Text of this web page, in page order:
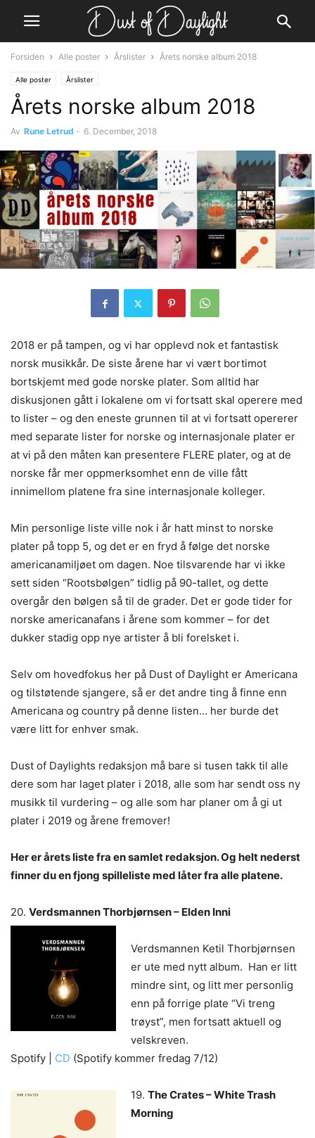
Forsiden Alle poster Årslister Årets norske album 2018
Alle poster Årslister
Årets norske album 2018
Av Rune Letrud - 6. December, 2018
2018 er på tampen, og vi har opplevd nok et fantastisk
norsk musikkår. De siste årene har vi vært bortimot
bortskjemt med gode norske plater. Som alltid har
diskusjonen gått i lokalene om vi fortsatt skal operere med
to lister – og den eneste grunnen til at vi fortsatt opererer
med separate lister for norske og internasjonale plater er
at vi på den måten kan presentere FLERE plater, og at de
norske får mer oppmerksomhet enn de ville fått
innimellom platene fra sine internasjonale kolleger.
Min personlige liste ville nok i år hatt minst to norske
plater på topp 5, og det er en fryd å følge det norske
americanamiljøet om dagen. Noe tilsvarende har vi ikke
sett siden “Rootsbølgen” tidlig på 90-tallet, og dette
overgår den bølgen så til de grader. Det er gode tider for
norske americanafans i årene som kommer – for det
dukker stadig opp nye artister å bli forelsket i.
Selv om hovedfokus her på Dust of Daylight er Americana
og tilstøtende sjangere, så er det andre ting å finne enn
Americana og country på denne listen… her burde det
være litt for enhver smak.
Dust of Daylights redaksjon må bare si tusen takk til alle
dere som har laget plater i 2018, alle som har sendt oss ny
musikk til vurdering – og alle som har planer om å gi ut
plater i 2019 og årene fremover!
Her er årets liste fra en samlet redaksjon. Og helt nederst
finner du en fjong spilleliste med låter fra alle platene.
20. Verdsmannen Thorbjørnsen – Elden Inni
Verdsmannen Ketil Thorbjørnsen
er ute med nytt album. Han er litt
mindre sint, og litt mer personlig
enn på forrige plate “Vi treng
trøyst”, men fortsatt aktuell og
velskreven.
Spotify | CD (Spotify kommer fredag 7/12)
19. The Crates – White Trash
Morning